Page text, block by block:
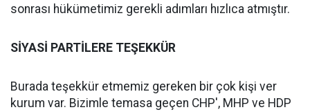
sonrası hükümetimiz gerekli adımları hızlıca atmıştır.
SİYASİ PARTİLERE TEŞEKKÜR
Burada teşekkür etmemiz gereken bir çok kişi ver
kurum var. Bizimle temasa geçen CHP', MHP ve HDP